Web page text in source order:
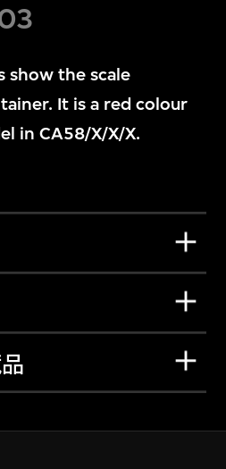
show the scale
It is a red colour
in CA58/X/X/X.